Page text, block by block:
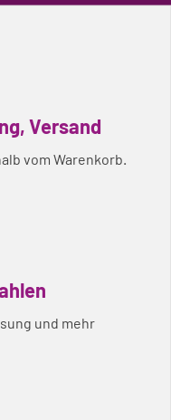
Versand
vom Warenkorb.
und mehr